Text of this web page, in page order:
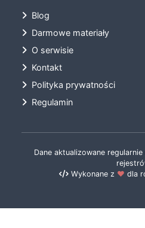
Blog
Darmowe materiały
O serwisie
Kontakt
Polityka prywatności
Regulamin
Dane aktualizowane
Wykonane z ❤️ dla